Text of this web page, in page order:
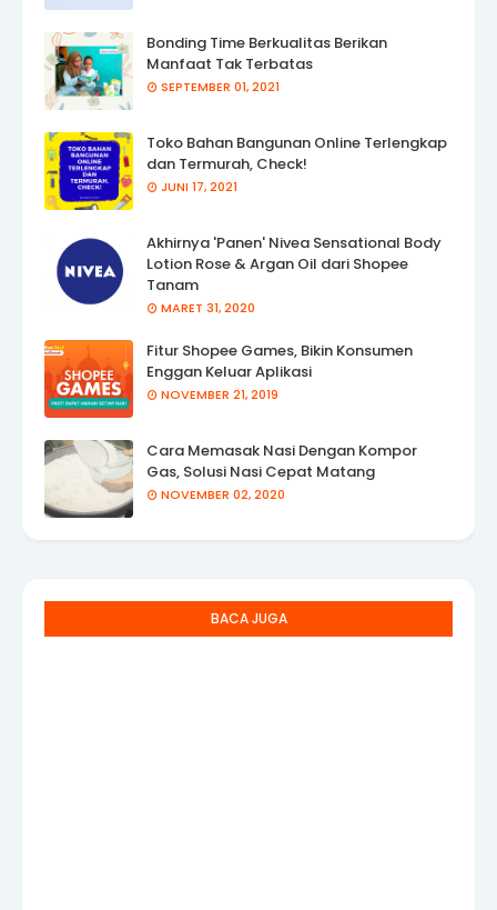
Bonding Time Berkualitas Berikan
Manfaat Tak Terbatas
SEPTEMBER 01, 2021
Toko Bahan Bangunan Online Terlengkap
dan Termurah, Check!
JUNI 17, 2021
Akhirnya 'Panen' Nivea Sensational Body
Lotion Rose & Argan Oil dari Shopee
Tanam
MARET 31, 2020
Fitur Shopee Games, Bikin Konsumen
Enggan Keluar Aplikasi
NOVEMBER 21, 2019
Cara Memasak Nasi Dengan Kompor
Gas, Solusi Nasi Cepat Matang
NOVEMBER 02, 2020
BACA JUGA